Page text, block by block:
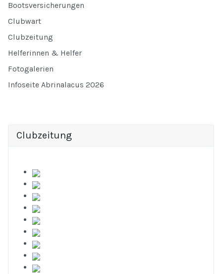
Bootsversicherungen
Clubwart
Clubzeitung
Helferinnen & Helfer
Fotogalerien
Infoseite Abrinalacus 2026
Clubzeitung